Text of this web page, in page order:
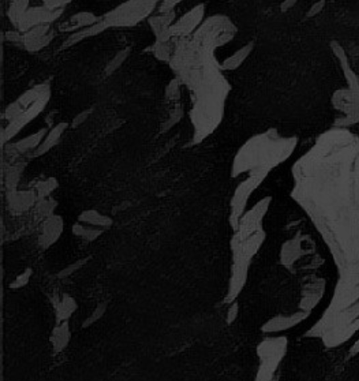
lots of merchandise
MERA LUNA
4. December 2017
by Bruno
Das Ich spielen auf dem MERA LUNA 2018. Das Ich
will perform MERA LUNA 2018.